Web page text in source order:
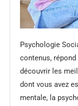
Psychologie
contenus,
découvrir les
dont vous avez
mentale, la